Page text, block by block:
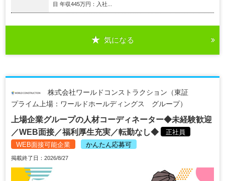
目 年収445万円：入社...
気になる
株式会社ワールドコンストラクション（東証
プライム上場：ワールドホールディングス グループ）
上場企業グループの人材コーディネーター◆未経験歓迎
／WEB面接／福利厚生充実／転勤なし◆
正社員
WEB面接可能企業
かんたん応募可
掲載終了日：2026/8/27